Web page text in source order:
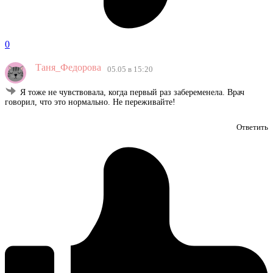
0
Таня_Федорова 05.05 в 15:20
Я тоже не чувствовала, когда первый раз забеременела. Врач
говорил, что это нормально. Не переживайте!
Ответить